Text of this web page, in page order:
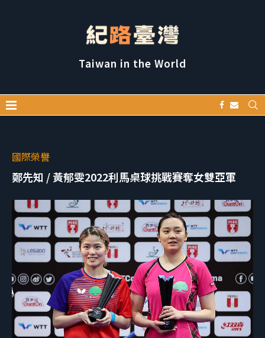
Taiwan in the World
國際榮譽
鄭先知 / 黃郁雯2022利馬桌球挑戰賽奪女雙亞軍